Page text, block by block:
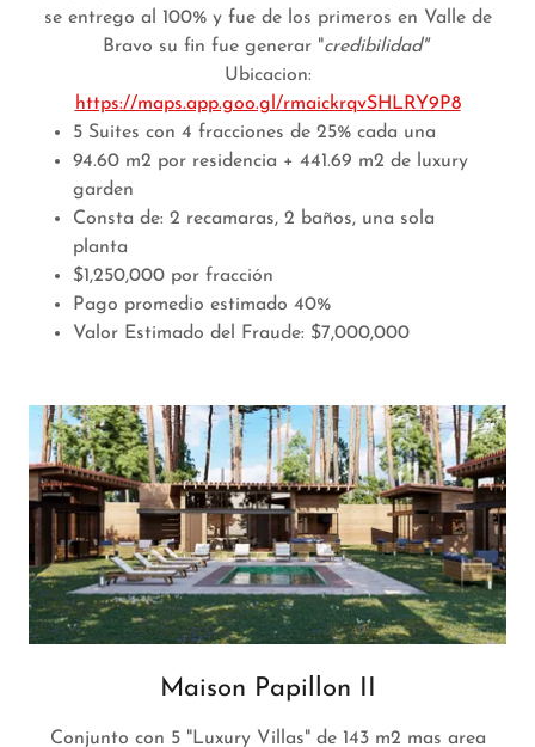
se entrego al 100% y fue de los primeros en Valle de
Bravo su fin fue generar "credibilidad"
Ubicacion:
https://maps.app.goo.gl/rmaickrqvSHLRY9P8
5 Suites con 4 fracciones de 25% cada una
94.60 m2 por residencia + 441.69 m2 de luxury
garden
Consta de: 2 recamaras, 2 baños, una sola
planta
$1,250,000 por fracción
Pago promedio estimado 40%
Valor Estimado del Fraude: $7,000,000
Maison Papillon II
Conjunto con 5 "Luxury Villas" de 143 m2 mas area